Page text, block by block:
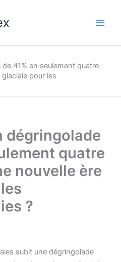
41% en seulement quatre
pour les
dégringolade
quatre
nouvelle ère
?
subit une dégringolade